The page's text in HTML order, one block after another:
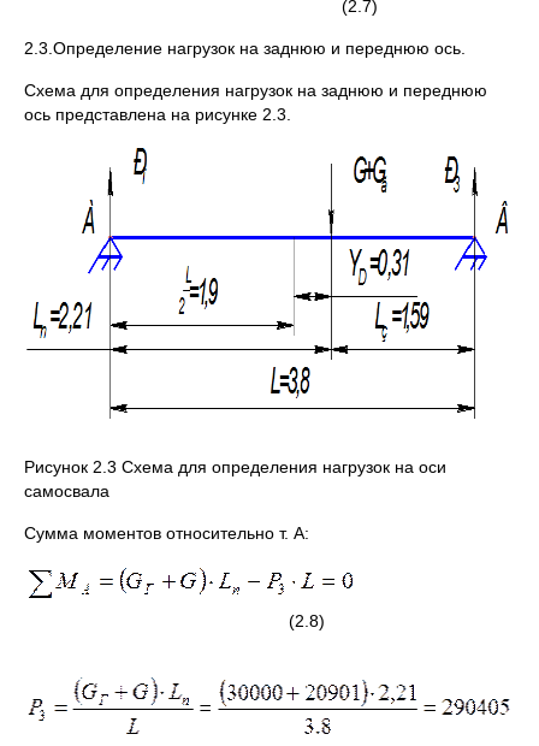
(2.7)
2.3.Определение нагрузок на заднюю и переднюю ось.
Схема для определения нагрузок на заднюю и переднюю
ось представлена на рисунке 2.3.
Рисунок 2.3 Схема для определения нагрузок на оси
самосвала
Сумма моментов относительно т. А:
(2.8)